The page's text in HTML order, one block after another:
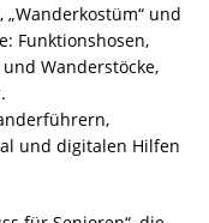
„Wanderkostüm“ und
Funktionshosen,
Wanderstöcke,
und digitalen Hilfen